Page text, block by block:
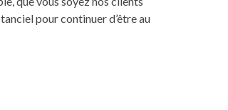
pour continuer d’être au